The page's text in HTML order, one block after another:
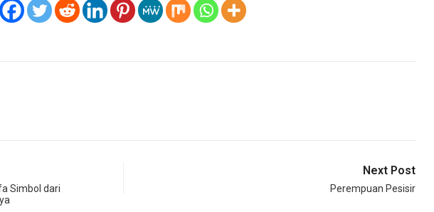
Simbol dari
Next Post
Perempuan Pesisir